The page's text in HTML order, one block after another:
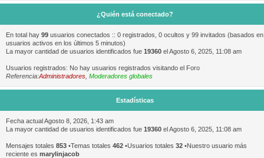
¿Quién está conectado?
En total hay 99 usuarios conectados :: 0 registrados, 0 ocultos y 99 invitados (basados en
usuarios activos en los últimos 5 minutos)
La mayor cantidad de usuarios identificados fue 19360 el Agosto 6, 2025, 11:08 am
Usuarios registrados: No hay usuarios registrados visitando el Foro
Referencia:Administradores Moderadores globales
Estadísticas
Fecha actual Agosto 8, 2026, 1:43 am
La mayor cantidad de usuarios identificados fue 19360 el Agosto 6, 2025, 11:08 am
Mensajes totales 853 •Temas totales 462 •Usuarios totales 32 •Nuestro usuario más
reciente es marylinjacob